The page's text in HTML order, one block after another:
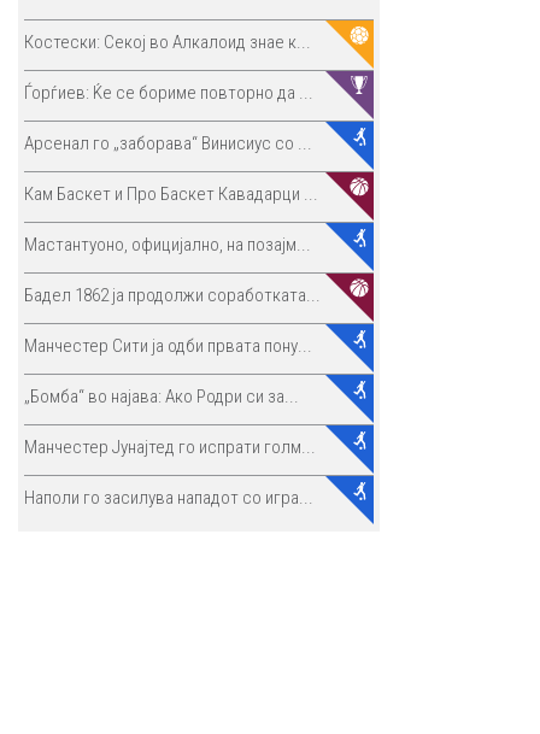
Костески: Секој во Алкалоид знае к...
Ѓорѓиев: Ќе се бориме повторно да ...
Арсенал го „заборава“ Винисиус со ...
Кам Баскет и Про Баскет Кавадарци ...
Мастантуоно, официјално, на позајм...
Бадел 1862 ја продолжи соработката...
Манчестер Сити ја одби првата пону...
„Бомба“ во најава: Ако Родри си за...
Манчестер Јунајтед го испрати голм...
Наполи го засилува нападот со игра...